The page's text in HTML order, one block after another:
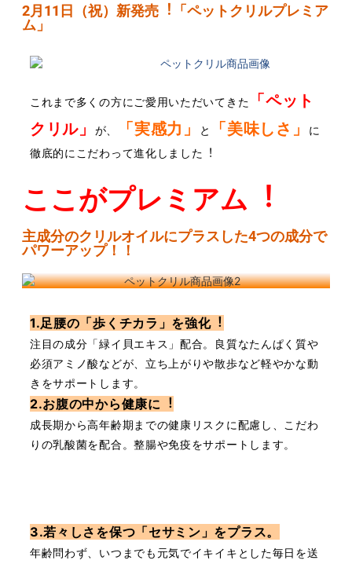
2⽉11⽇（祝）新発売︕「ペットクリルプレミア
ム」
これまで多くの⽅にご愛⽤いただいてきた
「ペット
クリル」
が、 「実感⼒」 と 「美味しさ」
に
徹底的にこだわって進化しまし た︕
ここがプレミアム︕
主成分のクリルオイルにプラスした4つの成分で
パワーアップ！！
1.⾜腰の「歩くチカラ」を強化︕
注目の成分「緑イ⾙エキス」配合。
良質なたんぱく質や
必須アミノ酸などが、 ⽴ち上がりや散歩など軽やかな動
きをサポートします。
2.お腹の中から健康に︕
成⻑期から⾼年齢期までの健康リスクに配慮し、こだわ
りの乳酸菌を配合。整腸や免疫をサポートします。
3.若々しさを保つ「セサミン」をプラス。
年齢問わず、いつまでも元気でイキイキとした毎⽇を送